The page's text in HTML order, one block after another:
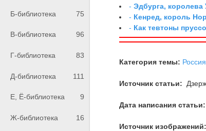
Б-библиотека 75
В-библиотека 96
Г-библиотека 83
Д-библиотека 111
Е, Ё-библиотека 9
Ж-библиотека 16
-Эдбурга, королева
- Кенред, король
- Как тевтоны
Категория темы:
Источник статьи:
Дата написания статьи:
Источник изображений: